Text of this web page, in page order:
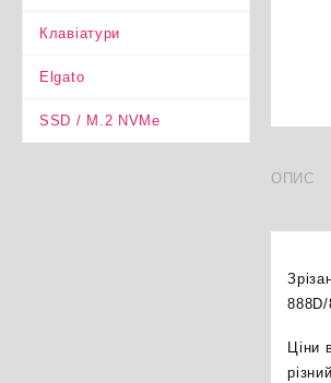
Клавіатури
Elgato
SSD / M.2 NVMe
ОПИС
Ціни